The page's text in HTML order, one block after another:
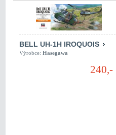
BELL UH-1H IROQUOIS
Výrobce: Hasegawa
240,-